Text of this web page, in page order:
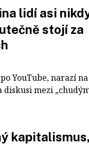
lidí asi
stojí za
YouTube, narazí na
mezi